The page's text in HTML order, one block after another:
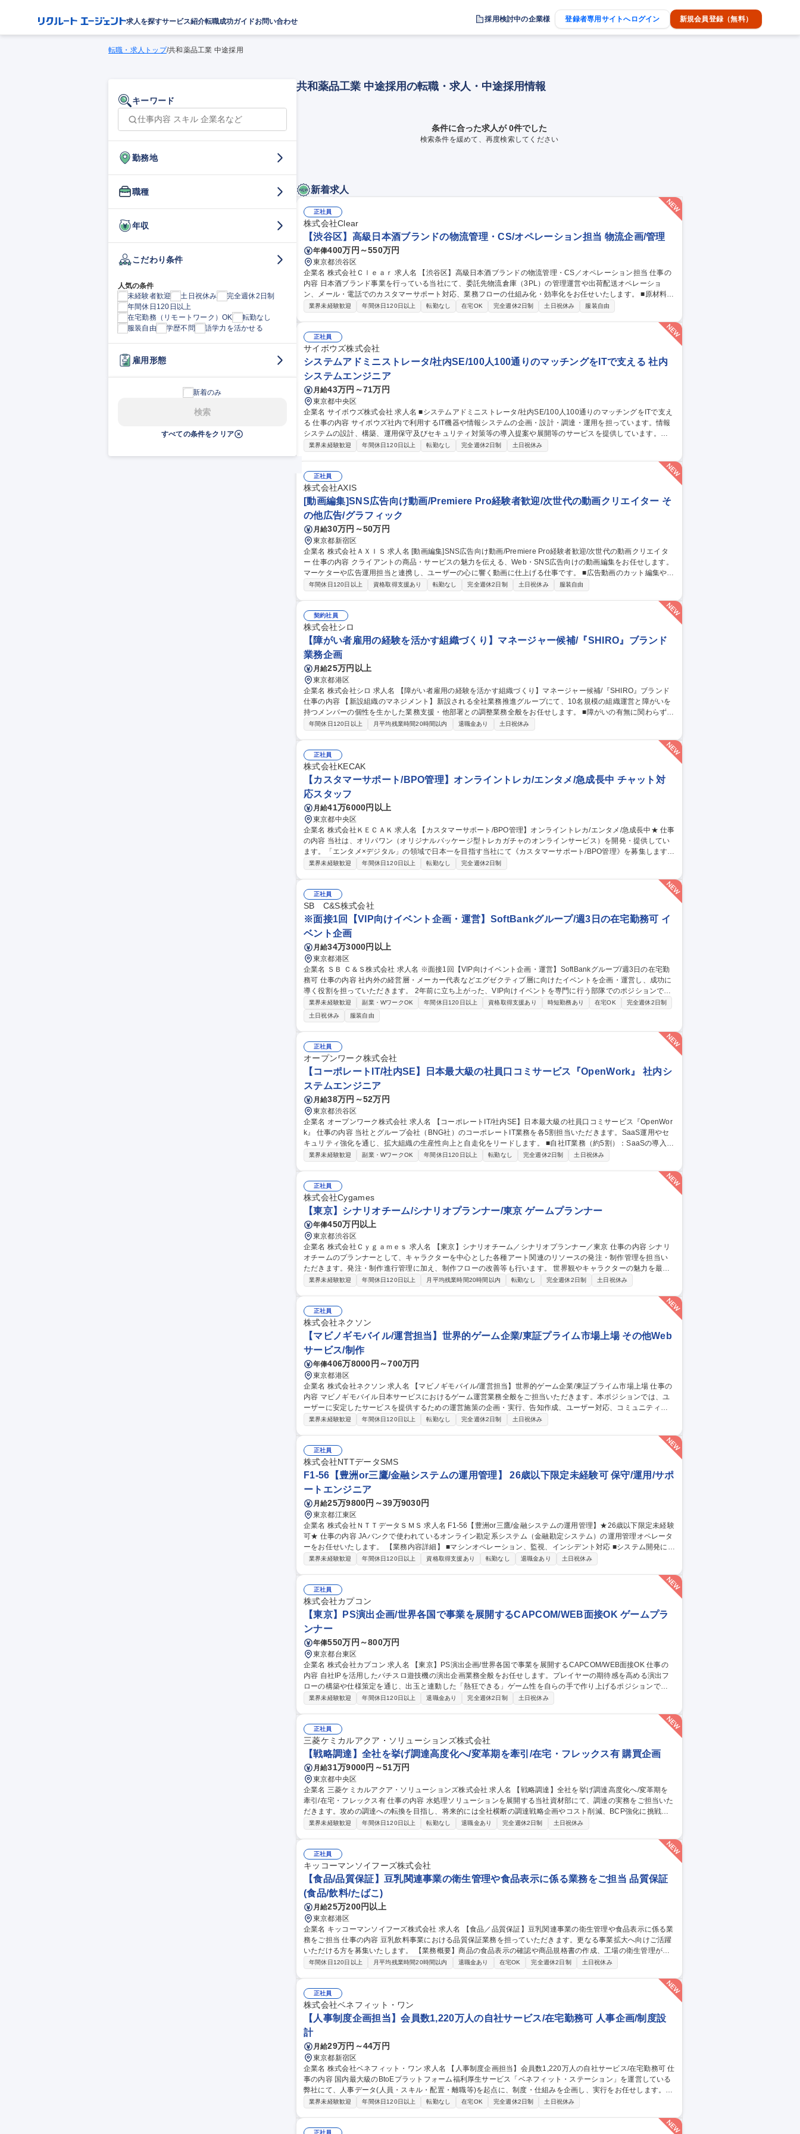
求人を探すサービス紹介転職成功ガイドお問い合わせ 採用検討中の企業様 登録者専用サイトへログイン 新規会員登録（無料）
転職・求人トップ/共和薬品工業 中途採用
キーワード
勤務地
職種
年収
こだわり条件
人気の条件
未経験者歓迎
土日祝休み
完全週休2日制
年間休日120日以上
在宅勤務（リモートワーク）OK
転勤なし
服装自由
学歴不問 語学力を活かせる
雇用形態
新着のみ
検索
すべての条件をクリア
共和薬品工業 中途採用の転職・求人・中途採用情報
条件に合った求人が 0件でした
検索条件を緩めて、再度検索してください
新着求人
正社員
株式会社Clear
【渋谷区】高級日本酒ブランドの物流管理・CS/オペレーション担当 物流企画/管理
年俸400万円～550万円
東京都渋谷区
企業名 株式会社Ｃｌｅａｒ 求人名 【渋谷区】高級日本酒ブランドの物流管理・CS／オペレーション担当 仕事の
内容 日本酒ブランド事業を行っている当社にて、委託先物流倉庫（3PL）の管理運営や出荷配送オペレーショ
ン、メール・電話でのカスタマーサポート対応、業務フローの仕組み化・効率化をお任せいたします。 ■原材料・
資材等の購買・発注業務および適正な在庫管理・棚卸業務 ■委託先物流倉庫（3PL）の管理・運営および効率的な
理・CS／オペレーション担当
業界未経験歓迎 年間休日120日以上 転勤なし 在宅OK 完全週休2日制 土日祝休み 服装自由
正社員
サイボウズ株式会社
システムアドミニストレータ/社内SE/100人100通りのマッチングをITで支える 社内
システムエンジニア
月給43万円～71万円
東京都中央区
企業名 サイボウズ株式会社 求人名 ■システムアドミニストレータ/社内SE/100人100通りのマッチングをITで支え
る 仕事の内容 サイボウズ社内で利用するIT機器や情報システムの企画・設計・調達・運用を担っています。情報
システムの設計、構築、運用保守及びセキュリティ対策等の導入提案や展開等のサービスを提供しています。
【業務内容】■サイボウズの働き方を支えるITシステムの設計/構築/運用保守■社内用IaaS/SaaS/Idpの設計/構築/運
※当社の企業理念を実現するための社内環境づくり、つまり「チームワークあふれる“会社”を創る」ために「いつ
でも、どこでも、誰とでも、最高の仕事ができるITを提供する」をミッションとしています 募集職種 ■システムア
ドミニストレータ/社内SE/100人100通りのマッチングをITで支える
業界未経験歓迎 年間休日120日以上 転勤なし 完全週休2日制 土日祝休み
正社員
株式会社AXIS
[動画編集]SNS広告向け動画/Premiere Pro経験者歓迎/次世代の動画クリエイター そ
の他広告/グラフィック
月給30万円～50万円
東京都新宿区
企業名 株式会社ＡＸＩＳ 求人名 [動画編集]SNS広告向け動画/Premiere Pro経験者歓迎/次世代の動画クリエイタ
ー 仕事の内容 クライアントの商品・サービスの魅力を伝える、Web・SNS広告向けの動画編集をお任せします。
マーケターや広告運用担当と連携し、ユーザーの心に響く動画に仕上げる仕事です。 ■広告動画のカット編集やテ
ロップ・効果音・BGMの挿入■素材の選定・組み合わせ及び配信媒体に合わせた調整■広告運用担当のフィードバ
のスケジュール・納期管理■マーケティング視点を活かした構成のブラッシュアップ■配信結果データを活かした
クリエイティブの改善 募集職種 [動画編集]SNS広告向け動画/Premiere Pro経験者歓迎/次世代の動画クリエイター
年間休日120日以上 資格取得支援あり 転勤なし 完全週休2日制 土日祝休み 服装自由
契約社員
株式会社シロ
【障がい者雇用の経験を活かす組織づくり】マネージャー候補/『SHIRO』ブランド
業務企画
月給25万円以上
東京都港区
企業名 株式会社シロ 求人名 【障がい者雇用の経験を活かす組織づくり】マネージャー候補/『SHIRO』ブランド
仕事の内容 【新設組織のマネジメント】新設される全社業務推進グループにて、10名規模の組織運営と障がいを
持つメンバーの個性を生かした業務支援・他部署との調整業務全般をお任せします。 ■障がいの有無に関わらずと
もに働くことが当たり前となる職場づくり ■メンバーの業務支援、相談対応、メンタルケア ■一人ひとりの個性に
マネージャー候補/『SHIRO』ブランド
年間休日120日以上 月平均残業時間20時間以内 退職金あり 土日祝休み
正社員
株式会社KECAK
【カスタマーサポート/BPO管理】オンライントレカ/エンタメ/急成長中 チャット対
応スタッフ
月給41万6000円以上
東京都中央区
企業名 株式会社ＫＥＣＡＫ 求人名 【カスタマーサポート/BPO管理】オンライントレカ/エンタメ/急成長中★ 仕事
の内容 当社は、オリパワン（オリジナルパッケージ型トレカガチャのオンラインサービス）を開発・提供してい
ます。「エンタメ×デジタル」の領域で日本一を目指す当社にて《カスタマーサポート/BPO管理》を募集します！
社内CSチームの一員としてBPO（外部委託先）の管理・育成をご担当。品質管理や教育、社内連携を通じサービ
新 ■対応品質モニタリング・SLA/KPI管理 ■トレーニング実施・フィードバック 【仕事の魅力】急成長組織でCS
の仕組み化に挑戦でき、ユーザーの熱量を直に感じながら体験価値向上に貢献できます。 募集職種 【カスタマー
サポート/BPO管理】オンライントレカ/エンタメ/急成長中★
業界未経験歓迎 年間休日120日以上 転勤なし 完全週休2日制
正社員
SB C&S株式会社
※面接1回【VIP向けイベント企画・運営】SoftBankグループ/週3日の在宅勤務可 イ
ベント企画
月給34万3000円以上
東京都港区
企業名 ＳＢ Ｃ＆Ｓ株式会社 求人名 ※面接1回【VIP向けイベント企画・運営】SoftBankグループ/週3日の在宅勤
務可 仕事の内容 社内外の経営層・メーカー代表などエグゼクティブ層に向けたイベントを企画・運営し、成功に
導く役割を担っていただきます。 2年前に立ち上がった、VIP向けイベントを専門に行う部隊でのポジションで
す。イベント開催回数も年々増加傾向にあり、より多くの方々に感動と体験を届けるため、組織体制の強化に向
けた採用となります。 【詳細】社内外の各種イベントの企画・運営サポート、VIPイベントの進行管理、イベント
当日の運営・調整、関係各所とのコミュニケーション等 募集職種 ※面接1回【VIP向けイベント企画・運営】Soft
Bankグループ/週3日の在宅勤務可
業界未経験歓迎 副業・WワークOK 年間休日120日以上 資格取得支援あり 時短勤務あり 在宅OK
完全週休2日制
土日祝休み
服装自由
正社員
オープンワーク株式会社
【コーポレートIT/社内SE】日本最大級の社員口コミサービス『OpenWork』 社内シ
ステムエンジニア
月給38万円～52万円
東京都渋谷区
企業名 オープンワーク株式会社 求人名 【コーポレートIT/社内SE】日本最大級の社員口コミサービス『OpenWor
k』 仕事の内容 当社とグループ会社（BNG社）のコーポレートIT業務を各5割担当いただきます。SaaS運用やセ
キュリティ強化を通じ、拡大組織の生産性向上と自走化をリードします。 ■自社IT業務（約5割）：SaaSの導入・
運用改善、OA機器管理、ISMS運用等のセキュリティ強化、社内ヘルプデスク。 ■BNG社IT支援（約5割・週2～3
構築・規程整備。 ★出向ではなく親会社のサポートを受けつつ、自身の裁量でIT環境を設計・自走化へ導く新設
業界未経験歓迎 副業・WワークOK 年間休日120日以上 転勤なし 完全週休2日制 土日祝休み
正社員
株式会社Cygames
【東京】シナリオチーム/シナリオプランナー/東京 ゲームプランナー
年俸450万円以上
東京都渋谷区
企業名 株式会社Ｃｙｇａｍｅｓ 求人名 【東京】シナリオチーム／シナリオプランナー／東京 仕事の内容 シナリ
オチームのプランナーとして、キャラクターを中心とした各種アート関連のリソースの発注・制作管理を担当い
ただきます。発注・制作進行管理に加え、制作フローの改善等も行います。 世界観やキャラクターの魅力を最大
限に引き出すことをミッションとして、シナリオライターやディレクター、各制作セクションと連携しながら、
ど各種リソースの発注 ■各種リソースの管理、および発注フロー・レギュレーションの整備 ■各種リソース・制作
物の監修 募集職種 【東京】シナリオチーム／シナリオプランナー／東京
業界未経験歓迎 年間休日120日以上 月平均残業時間20時間以内 転勤なし 完全週休2日制 土日祝休み
正社員
株式会社ネクソン
【マビノギモバイル/運営担当】世界的ゲーム企業/東証プライム市場上場 その他Web
サービス/制作
年俸406万8000円～700万円
東京都港区
企業名 株式会社ネクソン 求人名 【マビノギモバイル/運営担当】世界的ゲーム企業/東証プライム市場上場 仕事の
内容 マビノギモバイル日本サービスにおけるゲーム運営業務全般をご担当いただきます。本ポジションでは、ユ
ーザーに安定したサービスを提供するための運営施策の企画・実行、告知作成、ユーザー対応、コミュニティ運
営 など、Liveサービス運営に関わる幅広い業務をご担当いただきます。 また、ゲーム内イベントと連動したSNS
場
業界未経験歓迎 年間休日120日以上 転勤なし 完全週休2日制 土日祝休み
正社員
株式会社NTTデータSMS
F1-56【豊洲or三鷹/金融システムの運用管理】 26歳以下限定未経験可 保守/運用/サポ
ートエンジニア
月給25万9800円～39万9030円
東京都江東区
企業名 株式会社ＮＴＴデータＳＭＳ 求人名 F1-56【豊洲or三鷹/金融システムの運用管理】★26歳以下限定未経験
可★ 仕事の内容 JAバンクで使われているオンライン勘定系システム（金融勘定システム）の運用管理オペレータ
ーをお任せいたします。 【業務内容詳細】 ■マシンオペレーション、監視、インシデント対応 ■システム開発に伴
う運用受け入れ推進 ■改善活動、各種報告書作成 【業務の魅力】 ITILに基づいた大規模金融システムの運用業務
業界未経験歓迎 年間休日120日以上 資格取得支援あり 転勤なし 退職金あり 土日祝休み
正社員
株式会社カプコン
【東京】PS演出企画/世界各国で事業を展開するCAPCOM/WEB面接OK ゲームプラ
ンナー
年俸550万円～800万円
東京都台東区
企業名 株式会社カプコン 求人名 【東京】PS演出企画/世界各国で事業を展開するCAPCOM/WEB面接OK 仕事の
内容 自社IPを活用したパチスロ遊技機の演出企画業務全般をお任せします。プレイヤーの期待感を高める演出フ
ローの構築や仕様策定を通じ、出玉と連動した「熱狂できる」ゲーム性を自らの手で作り上げるポジションで
す。 パチスロ遊技機の企画立案から開発完了までの演出プランニング全般を担当します。 ・演出コンセプトの立
詳細仕様書の作成およびデータ実装 ・出玉設計担当者や映像制作進行との連携、クオリティ管理 遊技機の面白さ
を左右する中核業務であり、プロジェクト全体の演出ディレクションを担います。 募集職種 【東京】PS演出企
画/世界各国で事業を展開するCAPCOM/WEB面接OK
業界未経験歓迎 年間休日120日以上 退職金あり 完全週休2日制 土日祝休み
正社員
三菱ケミカルアクア・ソリューションズ株式会社
【戦略調達】全社を挙げ調達高度化へ/変革期を牽引/在宅・フレックス有 購買企画
月給31万9000円～51万円
東京都中央区
企業名 三菱ケミカルアクア・ソリューションズ株式会社 求人名 【戦略調達】全社を挙げ調達高度化へ/変革期を
牽引/在宅・フレックス有 仕事の内容 水処理ソリューションを展開する当社資材部にて、調達の実務をご担当いた
だきます。攻めの調達への転換を目指し、将来的には全社横断の調達戦略企画やコスト削減、BCP強化に挑戦い
ただける環境です。 ■水処理プラントに関わる資材・設備の調達、外注工事契約■設計段階から入り込むコスト削
（事業継続計画）の強化 【仕事の魅力】機能別組織への移行期に伴い、裁量が大きく変革を牽引できる環境で
す。 募集職種 【戦略調達】全社を挙げ調達高度化へ/変革期を牽引/在宅・フレックス有
業界未経験歓迎 年間休日120日以上 転勤なし 退職金あり 完全週休2日制 土日祝休み
正社員
キッコーマンソイフーズ株式会社
【食品/品質保証】豆乳関連事業の衛生管理や食品表示に係る業務をご担当 品質保証
(食品/飲料/たばこ)
月給25万200円以上
東京都港区
企業名 キッコーマンソイフーズ株式会社 求人名 【食品／品質保証】豆乳関連事業の衛生管理や食品表示に係る業
務をご担当 仕事の内容 豆乳飲料事業における品質保証業務を担っていただきます。更なる事業拡大へ向けご活躍
いただける方を募集いたします。 【業務概要】商品の食品表示の確認や商品規格書の作成、工場の衛生管理が主
な業務となります。 【事業について】国内シェア首位を誇り、堅調に売上推移。健康志向が高まる中、多くのマ
年間休日120日以上 月平均残業時間20時間以内 退職金あり 在宅OK 完全週休2日制 土日祝休み
正社員
株式会社ベネフィット・ワン
【人事制度企画担当】会員数1,220万人の自社サービス/在宅勤務可 人事企画/制度設
計
月給29万円～44万円
東京都新宿区
企業名 株式会社ベネフィット・ワン 求人名 【人事制度企画担当】会員数1,220万人の自社サービス/在宅勤務可 仕
事の内容 国内最大級のBtoEプラットフォーム福利厚生サービス「ベネフィット・ステーション」を運営している
弊社にて、人事データ(人員・スキル・配置・離職等)を起点に、制度・仕組みを企画し、実行をお任せします。
【詳細】■人事制度(等級・評価・報酬等)の企画・改定・運用■要員計画・人員管理の高度化、モニタリング■人事
事発令・データ管理■人事システム運用改善■雇用契約管理■労務相談・リスク対応※ご経験が少ない場合は育成し
業界未経験歓迎 年間休日120日以上 転勤なし 在宅OK 完全週休2日制 土日祝休み
正社員